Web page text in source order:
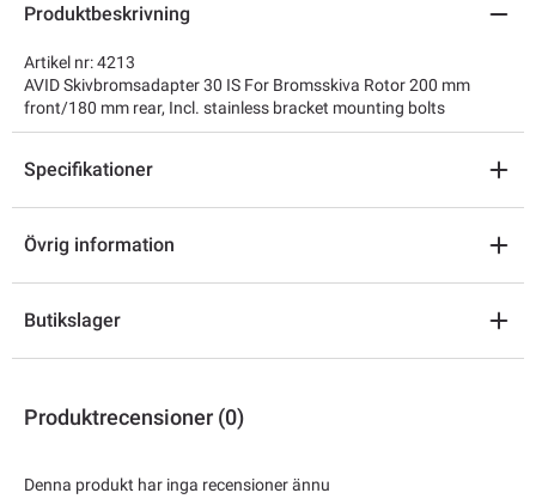
Produktbeskrivning
Artikel nr: 4213
AVID Skivbromsadapter 30 IS For Bromsskiva Rotor 200 mm
front/180 mm rear, Incl. stainless bracket mounting bolts
Specifikationer
Övrig information
Butikslager
Produktrecensioner (0)
Denna produkt har inga recensioner ännu